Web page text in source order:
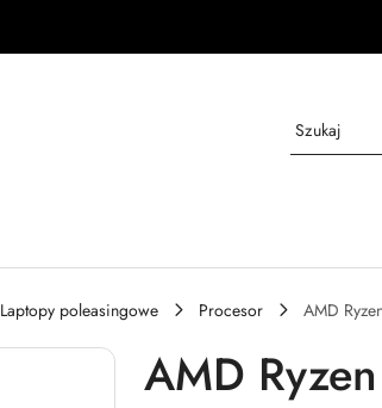
Laptopy poleasingowe Procesor AMD
AMD